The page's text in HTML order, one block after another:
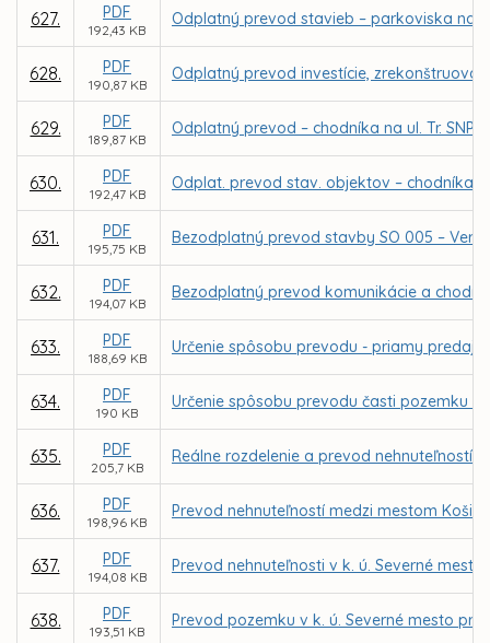
627. PDF
192,43 KB
Odplatný prevod stavieb – parkoviska na
628. PDF
190,87 KB
Odplatný prevod investície,
629. PDF
189,87 KB
Odplatný prevod – chodníka na ul. Tr. SNP
630. PDF
192,47 KB
Odplat. prevod stav. objektov – chodníka
631. PDF
195,75 KB
Bezodplatný prevod stavby SO 005 –
632. PDF
194,07 KB
Bezodplatný prevod komunikácie a
633. PDF
188,69 KB
Určenie spôsobu prevodu - priamy predaj
634. PDF
190 KB
Určenie spôsobu prevodu časti pozemku
635. PDF
205,7 KB
Reálne rozdelenie a prevod nehnuteľností
636. PDF
198,96 KB
Prevod nehnuteľností medzi mestom
637. PDF
194,08 KB
Prevod nehnuteľnosti v k. ú. Severné
638. PDF
193,51 KB
Prevod pozemku v k. ú. Severné mesto